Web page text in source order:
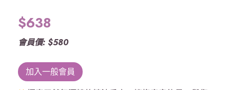
$638
會員價: $580
加入一般會員